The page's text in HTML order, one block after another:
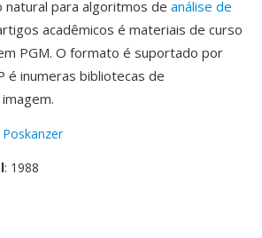
para algoritmos de análise de
acadêmicos é materiais de curso
PGM. O formato é suportado por
é inumeras bibliotecas de
Poskanzer
: 1988